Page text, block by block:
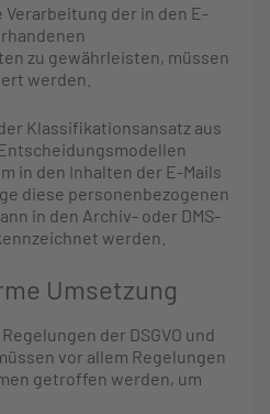
Verarbeitung der in den E-
zu gewährleisten, müssen
werden.
Klassifikationsansatz aus
in den Inhalten der E-Mails
diese personenbezogenen
in den Archiv- oder DMS-
werden.
Umsetzung
der DSGVO und
vor allem Regelungen
getroffen werden, um